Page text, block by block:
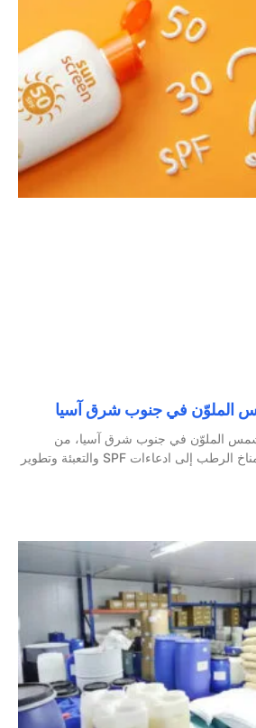
الملوّن في جنوب شرق آسيا
الملوّن في جنوب شرق آسيا، من
درجات اللون وتركيبات المناخ الرطب إلى ادعاءات SPF والتعبئة وتطوير